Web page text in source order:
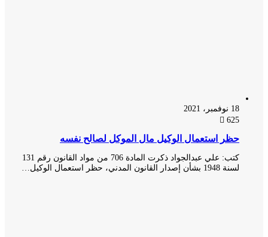
حظر استعمال الوكيل مال الموكل لصالح نفسه
كتب: علي عبدالجواد ذكرت المادة 706 من مواد القانون رقم 131